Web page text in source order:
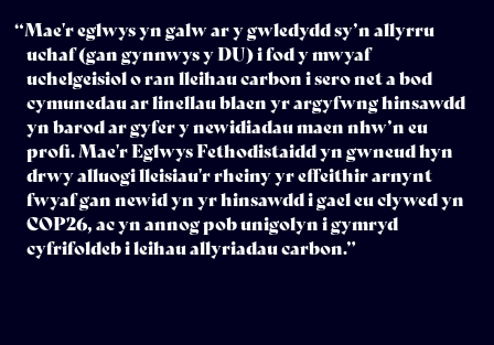
“Mae'r eglwys yn galw ar y gwledydd sy’n allyrru
uchaf (gan gynnwys y DU) i fod y mwyaf
uchelgeisiol o ran lleihau carbon i sero net a bod
cymunedau ar linellau blaen yr argyfwng hinsawdd
yn barod ar gyfer y newidiadau maen nhw’n eu
profi. Mae'r Eglwys Fethodistaidd yn gwneud hyn
drwy alluogi lleisiau'r rheiny yr effeithir arnynt
fwyaf gan newid yn yr hinsawdd i gael eu clywed yn
COP26, ac yn annog pob unigolyn i gymryd
cyfrifoldeb i leihau allyriadau carbon.”